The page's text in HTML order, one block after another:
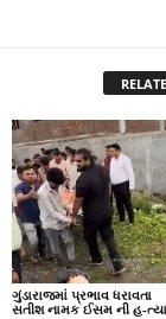
ગુંડારાજમાં પ્રભાવ ધરાવતા
સતીશ નામક ઈસમ ની હ-ત્યા